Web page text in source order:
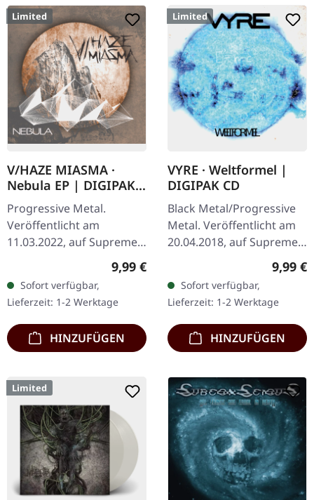
Limited
V/HAZE MIASMA ·
Nebula EP | DIGIPAK
CD
Progressive Metal.
Veröffentlicht am
11.03.2022, auf Supreme
Chaos Records. Limitierte
DigiPak-Auflage von nur
300 handnummerierten
Exemplaren!…
Regulärer Preis:
9,99 €
Sofort verfügbar,
Lieferzeit: 1-2 Werktage
HINZUFÜGEN
Limited
VYRE · Weltformel |
DIGIPAK CD
Black Metal/Progressive
Metal. Veröffentlicht am
20.04.2018, auf Supreme
Chaos Records. Limitierte
Erstauflage als CD im
DigiPak. Schnall Dich an,…
9,99 €
Sofort verfügbar,
Lieferzeit: 1-2 Werktage
HINZUFÜGEN
Limited